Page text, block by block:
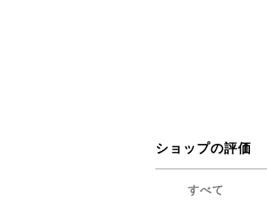
ショップの評価
すべて